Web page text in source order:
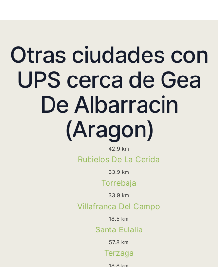
Otras ciudades con
UPS cerca de Gea
De Albarracin
(Aragon)
42.9 km
Rubielos De La Cerida
33.9 km
Torrebaja
33.9 km
Villafranca Del Campo
18.5 km
Santa Eulalia
57.8 km
Terzaga
18.8 km